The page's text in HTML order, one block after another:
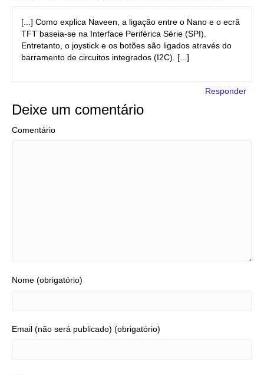
[...] Como explica Naveen, a ligação entre o Nano e o ecrã
TFT baseia-se na Interface Periférica Série (SPI).
Entretanto, o joystick e os botões são ligados através do
barramento de circuitos integrados (I2C). [...]
Responder
Deixe um comentário
Comentário
Nome (obrigatório)
Email (não será publicado) (obrigatório)